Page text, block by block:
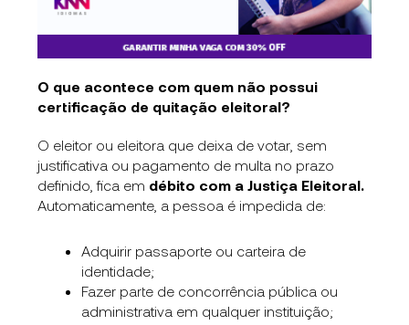
O que acontece com quem não possui
certificação de quitação eleitoral?
O eleitor ou eleitora que deixa de votar, sem
justificativa ou pagamento de multa no prazo
definido, fica em débito com a Justiça Eleitoral.
Automaticamente, a pessoa é impedida de:
Adquirir passaporte ou carteira de
identidade;
Fazer parte de concorrência pública ou
administrativa em qualquer instituição;